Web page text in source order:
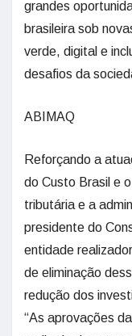
grandes
brasileira sob
verde, digital e
desafios da
ABIMAQ
Reforçando a
do Custo Brasil e
tributária e a
presidente do
entidade
de eliminação
redução dos
“As aprovações